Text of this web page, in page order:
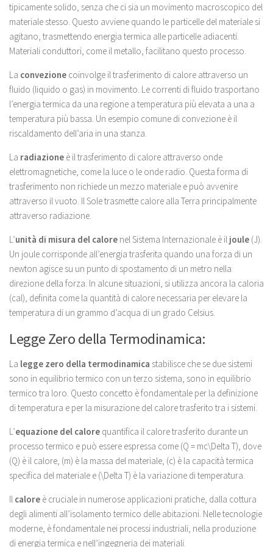
tipicamente solido, senza che ci sia un movimento macroscopico del
materiale stesso. Questo avviene quando le particelle del materiale si
agitano, trasmettendo energia termica alle particelle adiacenti.
Materiali conduttori, come il metallo, facilitano questo processo.
La convezione coinvolge il trasferimento di calore attraverso un
fluido (liquido o gas) in movimento. Le correnti di fluido trasportano
l’energia termica da una regione a temperatura più elevata a una a
temperatura più bassa. Un esempio comune di convezione è il
riscaldamento dell’aria in una stanza.
La radiazione è il trasferimento di calore attraverso onde
elettromagnetiche, come la luce o le onde radio. Questa forma di
trasferimento non richiede un mezzo materiale e può avvenire
attraverso il vuoto. Il Sole trasmette calore alla Terra principalmente
attraverso radiazione.
L’unità di misura del calore nel Sistema Internazionale è il joule (J).
Un joule corrisponde all’energia trasferita quando una forza di un
newton agisce su un punto di spostamento di un metro nella
direzione della forza. In alcune situazioni, si utilizza ancora la caloria
(cal), definita come la quantità di calore necessaria per elevare la
temperatura di un grammo d’acqua di un grado Celsius.
Legge Zero della Termodinamica:
La legge zero della termodinamica stabilisce che se due sistemi
sono in equilibrio termico con un terzo sistema, sono in equilibrio
termico tra loro. Questo concetto è fondamentale per la definizione
di temperatura e per la misurazione del calore trasferito tra i sistemi.
L’equazione del calore quantifica il calore trasferito durante un
processo termico e può essere espressa come (Q = mc\Delta T), dove
(Q) è il calore, (m) è la massa del materiale, (c) è la capacità termica
specifica del materiale e (\Delta T) è la variazione di temperatura.
Il calore è cruciale in numerose applicazioni pratiche, dalla cottura
degli alimenti all’isolamento termico delle abitazioni. Nelle tecnologie
moderne, è fondamentale nei processi industriali, nella produzione
di energia termica e nell’ingegneria dei materiali.